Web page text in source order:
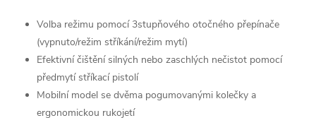
Volba režimu pomocí 3stupňového otočného přepínače
(vypnuto/režim stříkání/režim mytí)
Efektivní čištění silných nebo zaschlých nečistot pomocí
předmytí stříkací pistolí
Mobilní model se dvěma pogumovanými kolečky a
ergonomickou rukojetí